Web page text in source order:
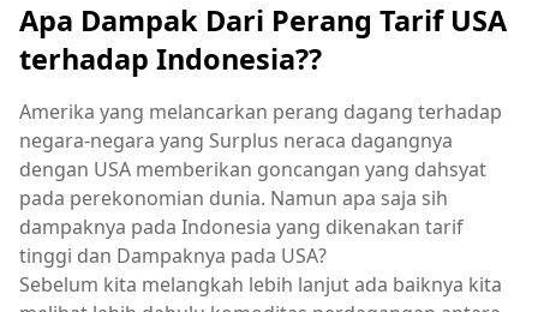
Apa Dampak Dari Perang TarifUSA
terhadap Indonesia??
Amerika yang melancarkan perang dagang terhadap
negara-negara yang Surplus neraca dagangnya
dengan USA memberikan goncangan yang dahsyat
pada perekonomian dunia. Namun apa saja sih
dampaknya pada Indonesia yang dikenakan tarif
tinggi dan Dampaknya pada USA?
Sebelum kita melangkah lebih lanjutada baiknya kita